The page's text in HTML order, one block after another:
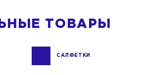
ТОВАРЫ
САЛФЕТКИ